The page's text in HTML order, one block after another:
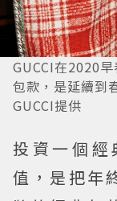
GUCCI在2020
包款，是延續到
GUCCI提供
投資一個
值，是把年